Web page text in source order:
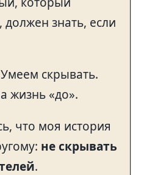
должен знать, если
скрывать.
жизнь «до».
что моя история
не скрывать
.